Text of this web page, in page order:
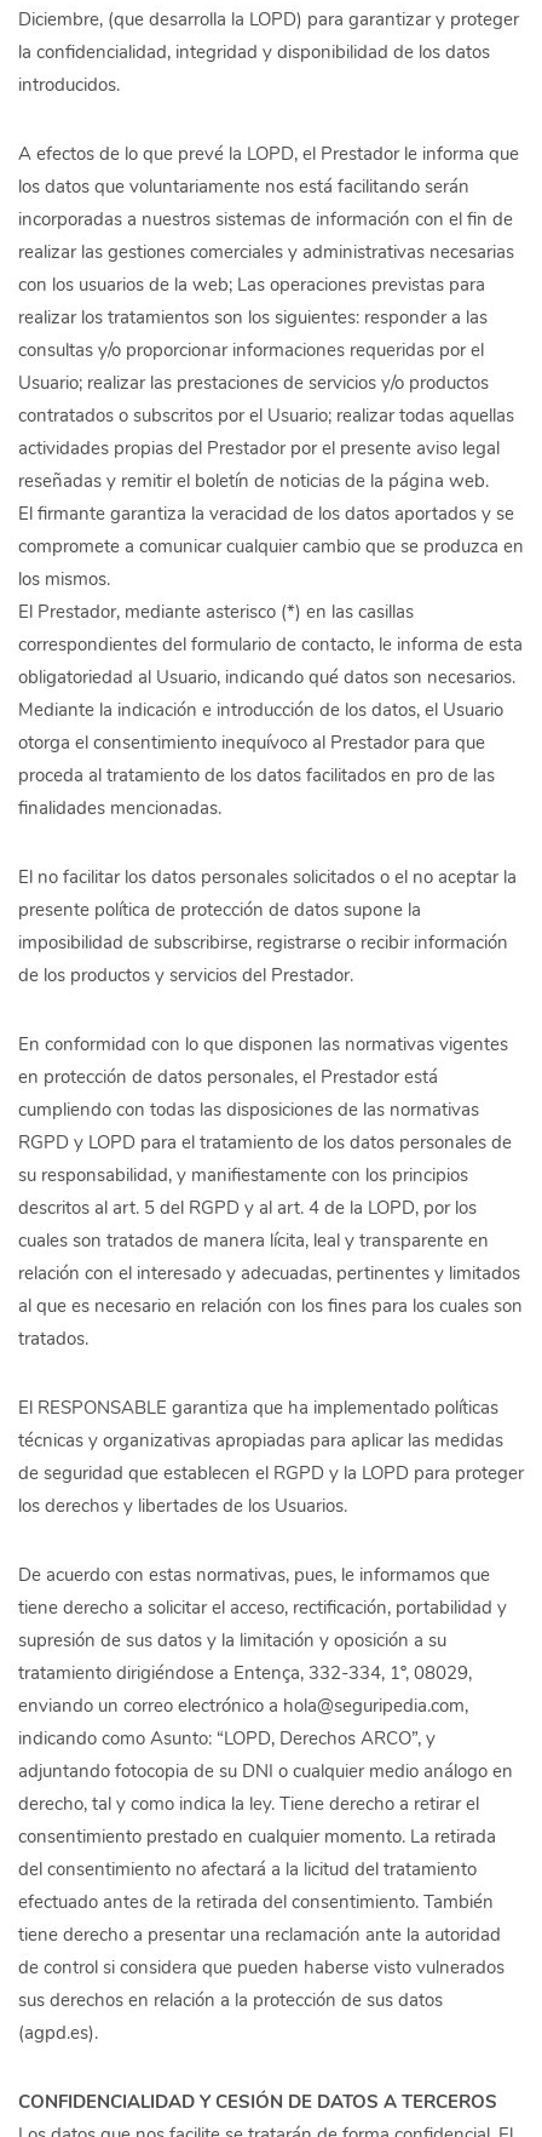
Diciembre, (que desarrolla la LOPD) para garantizar y proteger
la confidencialidad, integridad y disponibilidad de los datos
introducidos.
A efectos de lo que prevé la LOPD, el Prestador le informa que
los datos que voluntariamente nos está facilitando serán
incorporadas a nuestros sistemas de información con el fin de
realizar las gestiones comerciales y administrativas necesarias
con los usuarios de la web; Las operaciones previstas para
realizar los tratamientos son los siguientes: responder a las
consultas y/o proporcionar informaciones requeridas por el
Usuario; realizar las prestaciones de servicios y/o productos
contratados o subscritos por el Usuario; realizar todas aquellas
actividades propias del Prestador por el presente aviso legal
reseñadas y remitir el boletín de noticias de la página web.
El firmante garantiza la veracidad de los datos aportados y se
compromete a comunicar cualquier cambio que se produzca en
los mismos.
El Prestador, mediante asterisco (*) en las casillas
correspondientes del formulario de contacto, le informa de esta
obligatoriedad al Usuario, indicando qué datos son necesarios.
Mediante la indicación e introducción de los datos, el Usuario
otorga el consentimiento inequívoco al Prestador para que
proceda al tratamiento de los datos facilitados en pro de las
finalidades mencionadas.
El no facilitar los datos personales solicitados o el no aceptar la
presente política de protección de datos supone la
imposibilidad de subscribirse, registrarse o recibir información
de los productos y servicios del Prestador.
En conformidad con lo que disponen las normativas vigentes
en protección de datos personales, el Prestador está
cumpliendo con todas las disposiciones de las normativas
RGPD y LOPD para el tratamiento de los datos personales de
su responsabilidad, y manifiestamente con los principios
descritos al art. 5 del RGPD y al art. 4 de la LOPD, por los
cuales son tratados de manera lícita, leal y transparente en
relación con el interesado y adecuadas, pertinentes y limitados
al que es necesario en relación con los fines para los cuales son
tratados.
El RESPONSABLE garantiza que ha implementado políticas
técnicas y organizativas apropiadas para aplicar las medidas
de seguridad que establecen el RGPD y la LOPD para proteger
los derechos y libertades de los Usuarios.
De acuerdo con estas normativas, pues, le informamos que
tiene derecho a solicitar el acceso, rectificación, portabilidad y
supresión de sus datos y la limitación y oposición a su
tratamiento dirigiéndose a Entença, 332-334, 1º, 08029,
enviando un correo electrónico a hola@seguripedia.com,
indicando como Asunto: “LOPD, Derechos ARCO”, y
adjuntando fotocopia de su DNI o cualquier medio análogo en
derecho, tal y como indica la ley. Tiene derecho a retirar el
consentimiento prestado en cualquier momento. La retirada
del consentimiento no afectará a la licitud del tratamiento
efectuado antes de la retirada del consentimiento. También
tiene derecho a presentar una reclamación ante la autoridad
de control si considera que pueden haberse visto vulnerados
sus derechos en relación a la protección de sus datos
(agpd.es).
CONFIDENCIALIDAD Y CESIÓN DE DATOS A TERCEROS